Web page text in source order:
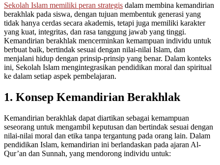
Sekolah Islam memiliki peran strategis dalam membina kemandirian
berakhlak pada siswa, dengan tujuan membentuk generasi yang
tidak hanya cerdas secara akademis, tetapi juga memiliki karakter
yang kuat, integritas, dan rasa tanggung jawab yang tinggi.
Kemandirian berakhlak mencerminkan kemampuan individu untuk
berbuat baik, bertindak sesuai dengan nilai-nilai Islam, dan
menjalani hidup dengan prinsip-prinsip yang benar. Dalam konteks
ini, Sekolah Islam mengintegrasikan pendidikan moral dan spiritual
ke dalam setiap aspek pembelajaran.
1. Konsep Kemandirian Berakhlak
Kemandirian berakhlak dapat diartikan sebagai kemampuan
seseorang untuk mengambil keputusan dan bertindak sesuai dengan
nilai-nilai moral dan etika tanpa tergantung pada orang lain. Dalam
pendidikan Islam, kemandirian ini berlandaskan pada ajaran Al-
Qur’an dan Sunnah, yang mendorong individu untuk: